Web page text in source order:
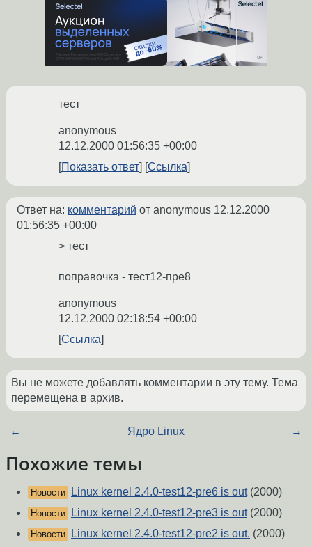
тест
anonymous
12.12.2000 01:56:35 +00:00
Показать ответ
Ссылка
Ответ на: комментарий от anonymous 12.12.2000
01:56:35 +00:00
> тест
поправочка - тест12-пре8
anonymous
12.12.2000 02:18:54 +00:00
Ссылка
Вы не можете добавлять комментарии в эту тему. Тема
перемещена в архив.
← Ядро Linux →
Похожие темы
Новости Linux kernel 2.4.0-test12-pre6 is out(2000)
Новости Linux kernel 2.4.0-test12-pre3 is out(2000)
Новости Linux kernel 2.4.0-test12-pre2 is out. (2000)